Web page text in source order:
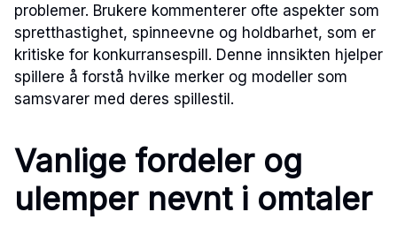
problemer. Brukere kommenterer ofte aspekter som
spretthastighet, spinneevne og holdbarhet, som er
kritiske for konkurransespill. Denne innsikten hjelper
spillere å forstå hvilke merker og modeller som
samsvarer med deres spillestil.
Vanlige fordeler og
ulemper nevnt i omtaler